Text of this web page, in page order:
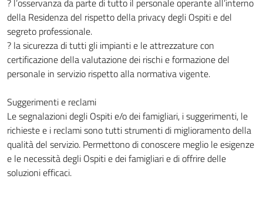
? l’osservanza da parte di tutto il personale operante all’interno
della Residenza del rispetto della privacy degli Ospiti e del
segreto professionale.
? la sicurezza di tutti gli impianti e le attrezzature con
certificazione della valutazione dei rischi e formazione del
personale in servizio rispetto alla normativa vigente.
Suggerimenti e reclami
Le segnalazioni degli Ospiti e/o dei famigliari, i suggerimenti, le
richieste e i reclami sono tutti strumenti di miglioramento della
qualità del servizio. Permettono di conoscere meglio le esigenze
e le necessità degli Ospiti e dei famigliari e di offrire delle
soluzioni efficaci.